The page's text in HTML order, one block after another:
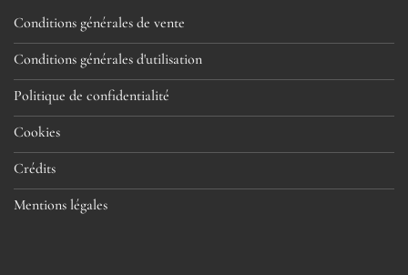
Conditions générales de vente
Conditions générales d'utilisation
Politique de confidentialité
Cookies
Crédits
Mentions légales